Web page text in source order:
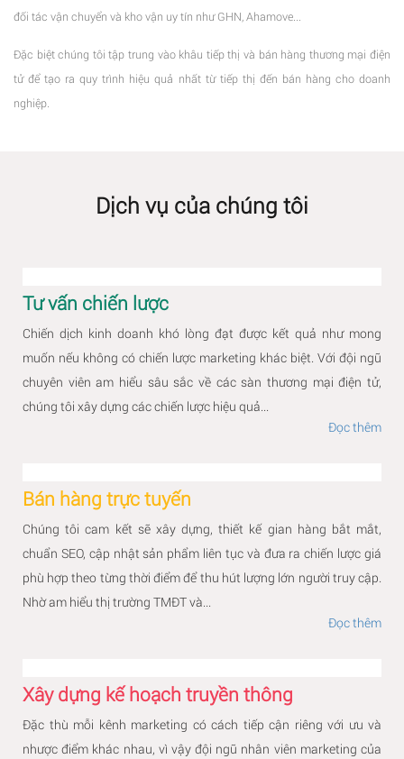
đối tác vận chuyển và kho vận uy tín như GHN, Ahamove...
Đặc biệt chúng tôi tập trung vào khâu tiếp thị và bán hàng thương mại điện
tử để tạo ra quy trình hiệu quả nhất từ tiếp thị đến bán hàng cho doanh
nghiệp.
Dịch vụ của chúng tôi
Tư vấn chiến lược
Chiến dịch kinh doanh khó lòng đạt được kết quả như mong
muốn nếu không có chiến lược marketing khác biệt. Với đội ngũ
chuyên viên am hiểu sâu sắc về các sàn thương mại điện tử,
chúng tôi xây dựng các chiến lược hiệu quả...
Đọc thêm
Bán hàng trực tuyến
Chúng tôi cam kết sẽ xây dựng, thiết kế gian hàng bắt mắt,
chuẩn SEO, cập nhật sản phẩm liên tục và đưa ra chiến lược giá
phù hợp theo từng thời điểm để thu hút lượng lớn người truy cập.
Nhờ am hiểu thị trường TMĐT và...
Đọc thêm
Xây dựng kế hoạch truyền thông
Đặc thù mỗi kênh marketing có cách tiếp cận riêng với ưu và
nhược điểm khác nhau, vì vậy đội ngũ nhân viên marketing của